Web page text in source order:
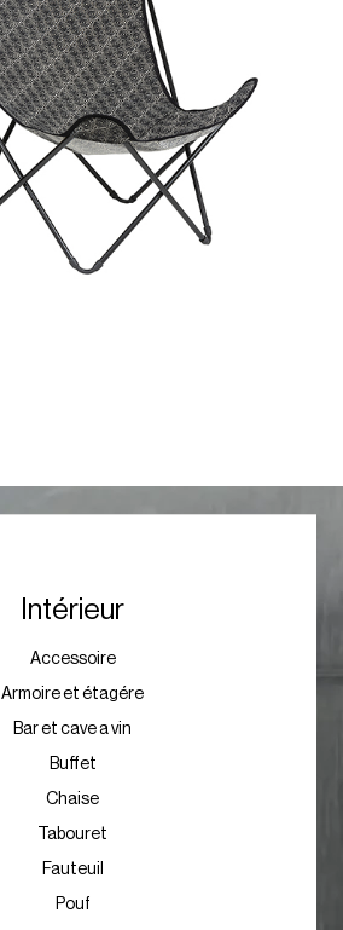
Intérieur
Accessoire
Armoire et étagére
Bar et cave a vin
Buffet
Chaise
Tabouret
Fauteuil
Pouf